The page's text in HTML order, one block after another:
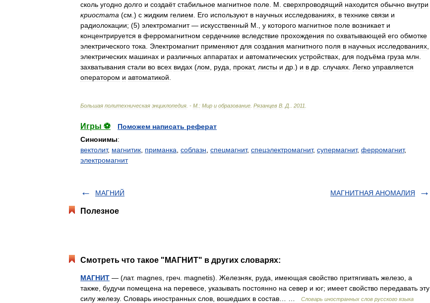
сколь угодно долго и создаёт стабильное магнитное поле М сверхпроводящий находится обычно внутри
криостата (см .) с жидким гелием Его используют в научных исследованиях в технике связи и
радиолокации; (5) электромагнит— искусственный М у которого магнитное поле возникает и
концентрируется в ферромагнитном сердечнике вследствие прохождения по охватывающей его обмотке
электрического тока Электромагнит применяют для создания магнитного поля в научных исследованиях
электрических машинах и различных аппаратах и автоматических устройствах для подъёма груза млн
захватывания стали во всех видах (лом руда прокат, листы и др .) и в др случаях Легко управляется
оператором и автоматикой
Большая политехническая энциклопедия . - М : Мир и образование Рязанцев В Д 2011
Игры ⚽
Поможем написать реферат
Синонимы:
вектолит, магнитик приманка соблазн спецмагнит, спецэлектромагнит, супермагнит, ферромагнит,
электромагнит
МАГНИЙ МАГНИТНАЯ АНОМАЛИЯ
Полезное
Смотреть что такое "МАГНИТ" в других словарях:
МАГНИТ — (лат. magnes, греч. magnetis). Железняк, руда, имеющая свойство притягивать железо, а
также, будучи помещена на перевесе, указывать постоянно на север и юг; имеет свойство передавать эту
силу железу. Словарь иностранных слов, вошедших в состав… …
Словарь иностранных слов русского языка